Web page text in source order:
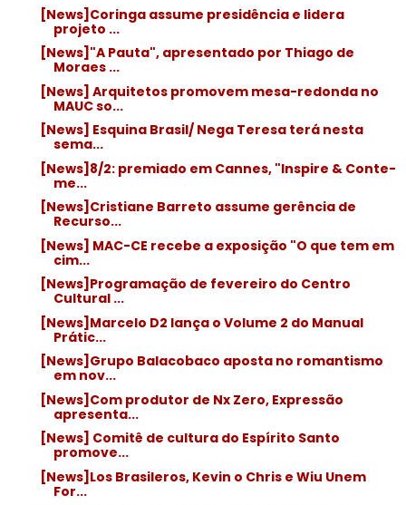
[News]Coringa assume presidência e lidera
projeto ...
[News]"A Pauta", apresentado por Thiago de
Moraes ...
[News] Arquitetos promovem mesa-redonda no
MAUC so...
[News] Esquina Brasil/ Nega Teresa terá nesta
sema...
[News]8/2: premiado em Cannes, "Inspire & Conte-
me...
[News]Cristiane Barreto assume gerência de
Recurso...
[News] MAC-CE recebe a exposição "O que tem em
cim...
[News]Programação de fevereiro do Centro
Cultural ...
[News]Marcelo D2 lança o Volume 2 do Manual
Prátic...
[News]Grupo Balacobaco aposta no romantismo
em nov...
[News]Com produtor de Nx Zero, Expressão
apresenta...
[News] Comitê de cultura do Espírito Santo
promove...
[News]Los Brasileros, Kevin o Chris e Wiu Unem
For...